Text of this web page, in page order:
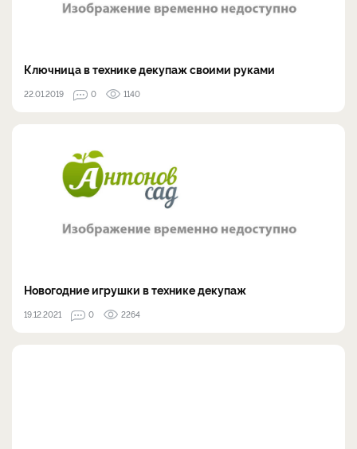
Ключница в технике декупаж своими руками
22.01.2019 0 1140
Новогодние игрушки в технике декупаж
19.12.2021 0 2264